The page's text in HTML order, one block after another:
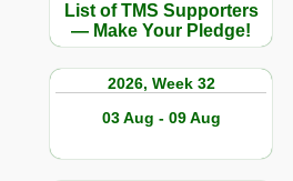
List of TMS Supporters
— Make Your Pledge!
2026, Week 32
03 Aug - 09 Aug